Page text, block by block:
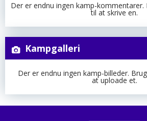
Der er endnu ingen kamp-kommentarer.
til at skrive en.
Kampgalleri
Der er endnu ingen kamp-billeder. Brug
at uploade et.